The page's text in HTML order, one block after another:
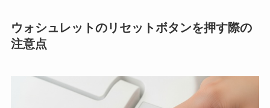
ウォシュレットのリセットボタンを押す際の
注意点